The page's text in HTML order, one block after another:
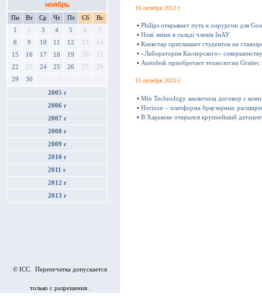
ноябрь
Пн Вт Ср Чт Пт Сб
Вс
1
2 3 4 5 6
7
8
9 10 11 12 13
14
15
16 17 18 19 20
21
22
23 24 25 26 27
28
29
30
2005 г
2006 г
2007 г
2008 г
2009 г
2010 г
2011 г
2012 г
2013 г
© ICC. Перепечатка допускается
только с разрешения .
16 октября 2013 г
• Philips открывает путь к хирургии для
• Нові зміни в складі членів ІнАУ
• Киевстар приглашает студентов на
• «Лаборатория Касперского»
• Autodesk приобретает технологии
15 октября 2013 г
• Mio Technology заключила договор с
• Horizon – платформа браузерных
• В Харькове открылся крупнейший